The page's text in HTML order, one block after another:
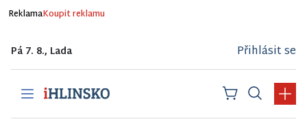
ReklamaKoupit reklamu
Pá 7. 8., Lada Přihlásit se